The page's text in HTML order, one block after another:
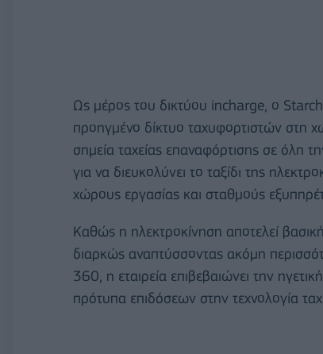
Ως μέρος του δικτύου incharge, ο
προηγμένο δίκτυο ταχυφορτιστών στη
σημεία ταχείας επαναφόρτισης σε όλη
για να διευκολύνει το ταξίδι της
χώρους εργασίας και σταθμούς
Καθώς η ηλεκτροκίνηση αποτελεί
διαρκώς αναπτύσσοντας ακόμη
360, η εταιρεία επιβεβαιώνει την
πρότυπα επιδόσεων στην τεχνολογία